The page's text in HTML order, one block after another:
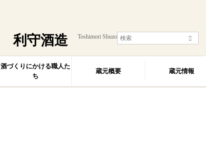
利守酒造 Toshimori Shuzo
酒づくりにかける職人た
ち
蔵元概要 蔵元情報